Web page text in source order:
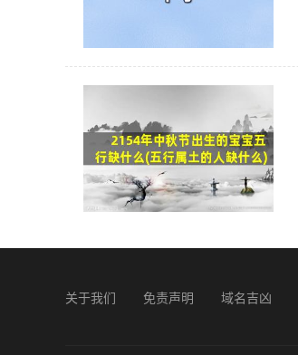
关于我们 免责声明 域名吉凶